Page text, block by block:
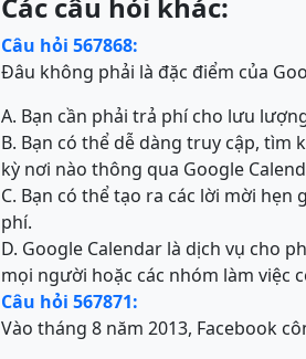
Câu hỏi 567868:
Đâu không phải là đặc điểm của
A. Bạn cần phải trả phí cho lưu
B. Bạn có thể dễ dàng truy cập, tìm
kỳ nơi nào thông qua Google
C. Bạn có thể tạo ra các lời mời
phí.
D. Google Calendar là dịch vụ cho
mọi người hoặc các nhóm làm việc
Câu hỏi 567871:
Vào tháng 8 năm 2013, Facebook